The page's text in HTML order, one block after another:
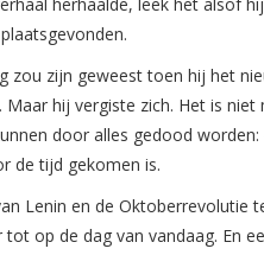
zou zijn geweest toen hij het
hij vergiste zich. Het is
door alles gedood
de tijd gekomen is.
Lenin en de Oktoberrevolutie
op de dag van vandaag. En